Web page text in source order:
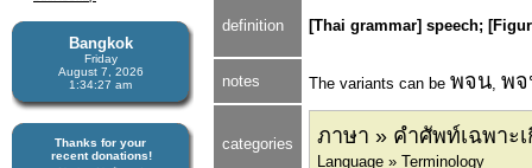
Bangkok
Friday
August 7, 2026
1:34:27 am
Thanks for your
recent donations!
definition [Thai grammar] speech;
notes The variants can be พจน, พ
categories ภาษา » คำศัพท์เฉพาะ
Language » Terminology